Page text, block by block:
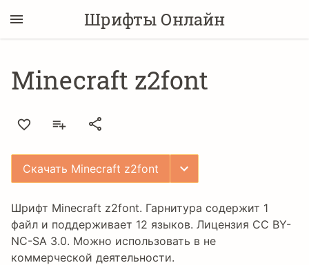
Шрифты Онлайн
Minecraft z2font
Скачать Minecraft z2font
Шрифт Minecraft z2font. Гарнитура содержит 1
файл и поддерживает 12 языков. Лицензия CC BY-
NC-SA 3.0. Можно использовать в не
коммерческой деятельности.